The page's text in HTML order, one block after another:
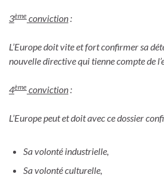
3ème conviction:
L’Europe doit vite et fort confirmer sa
nouvelle directive qui tienne compte de
4ème conviction:
L’Europe peut et doit avec ce dossier
Sa volonté industrielle,
Sa volonté culturelle,